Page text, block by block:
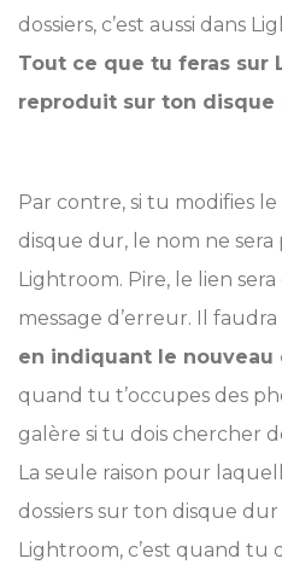
dossiers, c’est aussi dans
Tout ce que tu feras sur
reproduit sur ton disque
Par contre, si tu modifies
disque dur, le nom ne sera
Lightroom. Pire, le lien
message d’erreur. Il faudra
en indiquant le nouveau
quand tu t’occupes des
galère si tu dois chercher
La seule raison pour
dossiers sur ton disque
Lightroom, c’est quand tu